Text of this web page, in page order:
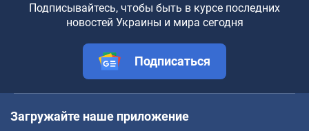
Подписывайтесь, чтобы быть в курсе последних
новостей Украины и мира сегодня
Подписаться
Загружайте наше приложение